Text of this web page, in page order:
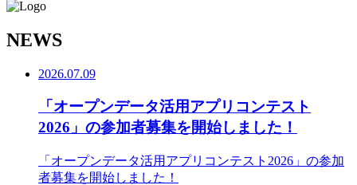
NEWS
2026.07.09
「オープンデータ活用アプリコンテスト
2026」の参加者募集を開始しました！
「オープンデータ活用アプリコンテスト2026」の参加
者募集を開始しました！